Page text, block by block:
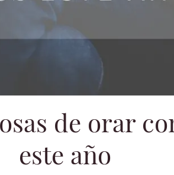
de orar
este año